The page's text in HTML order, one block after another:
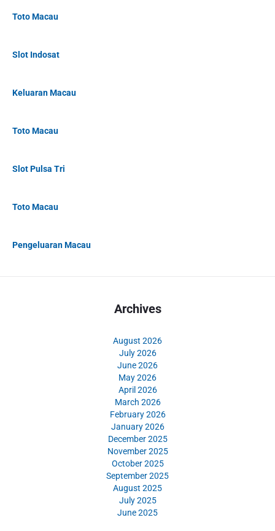
Toto Macau
Slot Indosat
Keluaran Macau
Toto Macau
Slot Pulsa Tri
Toto Macau
Pengeluaran Macau
Archives
August 2026
July 2026
June 2026
May 2026
April 2026
March 2026
February 2026
January 2026
December 2025
November 2025
October 2025
September 2025
August 2025
July 2025
June 2025